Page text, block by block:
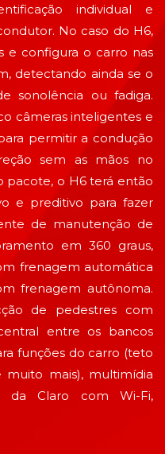
individual e
No caso do H6,
e configura o carro nas
detectando ainda se o
sonolência ou fadiga.
câmeras inteligentes e
permitir a condução
sem as mãos no
pacote, o H6 terá então
e preditivo para fazer
de manutenção de
em 360 graus,
frenagem automática
frenagem autônoma.
de pedestres com
entre os bancos
funções do carro (teto
muito mais), multimídia
da Claro com Wi-Fi,